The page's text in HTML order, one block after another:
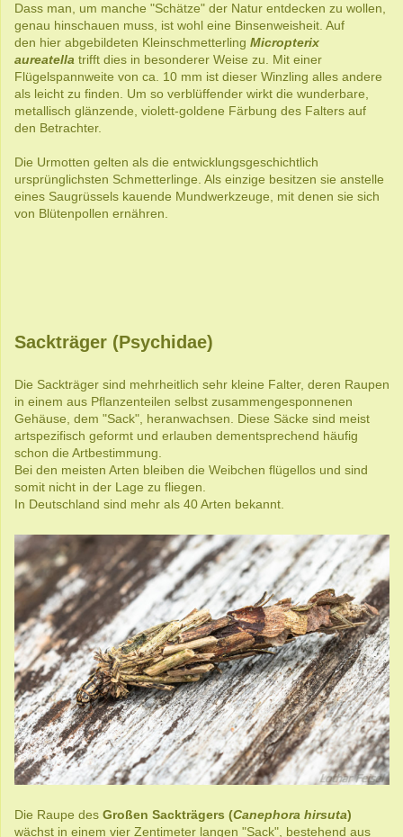
Dass man, um manche "Schätze" der Natur entdecken zu wollen,
genau hinschauen muss, ist wohl eine Binsenweisheit. Auf
den hier abgebildeten Kleinschmetterling Micropterix
aureatella trifft dies in besonderer Weise zu. Mit einer
Flügelspannweite von ca. 10 mm ist dieser Winzling alles andere
als leicht zu finden. Um so verblüffender wirkt die wunderbare,
metallisch glänzende, violett-goldene Färbung des Falters auf
den Betrachter.
Die Urmotten gelten als die entwicklungsgeschichtlich
ursprünglichsten Schmetterlinge. Als einzige besitzen sie anstelle
eines Saugrüssels kauende Mundwerkzeuge, mit denen sie sich
von Blütenpollen ernähren.
Sackträger (Psychidae)
Die Sackträger sind mehrheitlich sehr kleine Falter, deren Raupen
in einem aus Pflanzenteilen selbst zusammengesponnenen
Gehäuse, dem "Sack", heranwachsen. Diese Säcke sind meist
artspezifisch geformt und erlauben dementsprechend häufig
schon die Artbestimmung.
Bei den meisten Arten bleiben die Weibchen flügellos und sind
somit nicht in der Lage zu fliegen.
In Deutschland sind mehr als 40 Arten bekannt.
Die Raupe des Großen Sackträgers (Canephora hirsuta)
wächst in einem vier Zentimeter langen "Sack", bestehend aus